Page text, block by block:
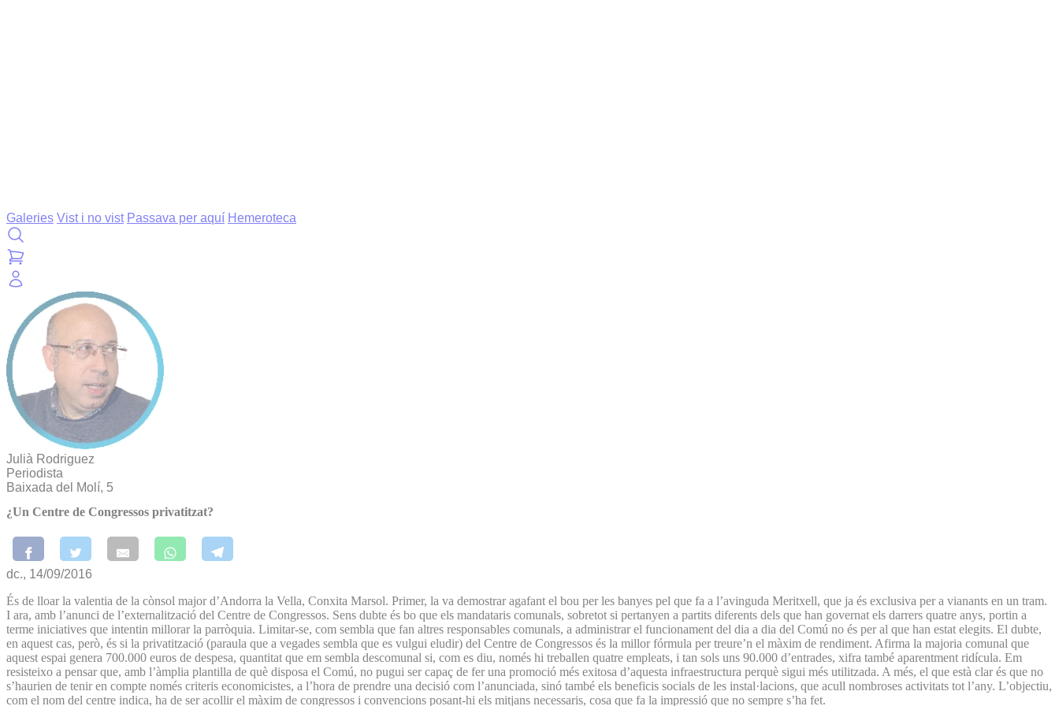
Galeries Vist i no vist Passava per aquí Hemeroteca
Julià Rodriguez
Periodista
Baixada del Molí, 5
¿Un Centre de Congressos privatitzat?
dc., 14/09/2016
És de lloar la valentia de la cònsol major d’Andorra la Vella, Conxita Marsol. Primer, la va demostrar agafant el bou per les banyes pel que fa a l’avinguda Meritxell, que ja és exclusiva per a vianants en un tram.
I ara, amb l’anunci de l’externalització del Centre de Congressos. Sens dubte és bo que els mandataris comunals, sobretot si pertanyen a partits diferents dels que han governat els darrers quatre anys, portin a
terme iniciatives que intentin millorar la parròquia. Limitar-se, com sembla que fan altres responsables comunals, a administrar el funcionament del dia a dia del Comú no és per al que han estat elegits. El dubte,
en aquest cas, però, és si la privatització (paraula que a vegades sembla que es vulgui eludir) del Centre de Congressos és la millor fórmula per treure’n el màxim de rendiment. Afirma la majoria comunal que
aquest espai genera 700.000 euros de despesa, quantitat que em sembla descomunal si, com es diu, només hi treballen quatre empleats, i tan sols uns 90.000 d’entrades, xifra també aparentment ridícula. Em
resisteixo a pensar que, amb l’àmplia plantilla de què disposa el Comú, no pugui ser capaç de fer una promoció més exitosa d’aquesta infraestructura perquè sigui més utilitzada. A més, el que està clar és que no
s’haurien de tenir en compte només criteris economicistes, a l’hora de prendre una decisió com l’anunciada, sinó també els beneficis socials de les instal·lacions, que acull nombroses activitats tot l’any. L’objectiu,
com el nom del centre indica, ha de ser acollir el màxim de congressos i convencions posant-hi els mitjans necessaris, cosa que fa la impressió que no sempre s’ha fet.